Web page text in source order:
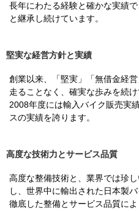
長年にわたる経験と確かな実績
と継承し続けています。
堅実な経営方針と実績
創業以来、「堅実」「無借金経
走ることなく、確実な歩みを続け
2008年度には輸入バイク販売実
スの実績を誇ります。
高度な技術力とサービス品質
高度な整備技術と、業界では珍
し、世界中に輸出された日本製
徹底した整備とサービス品質に